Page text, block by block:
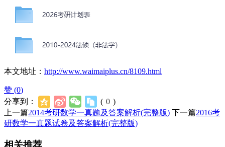
本文地址： http://www.waimaiplus.cn/8109.html
赞 (0)
分享到：
( 0 )
上一篇2014考研数学一真题及答案解析(完整版) 下一篇2016考
研数学一真题试卷及答案解析(完整版)
相关推荐